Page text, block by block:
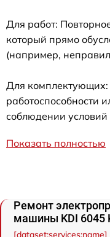
Для работ:
который прямо
(например,
Для комплектующих:
работоспособности
соблюдении условий
Показать полностью
Ремонт
машины KDI 6045